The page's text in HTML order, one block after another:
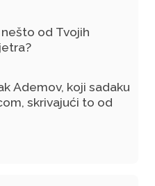
od Tvojih
Ademov, koji sadaku
skrivajući to od